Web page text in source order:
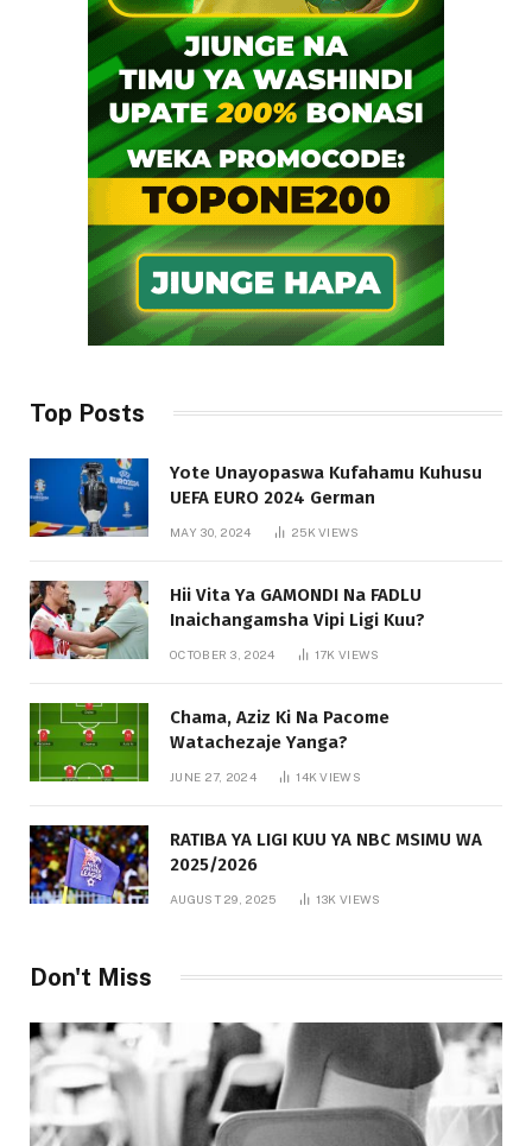
Top Posts
Yote Unayopaswa Kufahamu Kuhusu
UEFA EURO 2024 German
MAY 30, 2024 25KVIEWS
Hii Vita Ya GAMONDI Na FADLU
Inaichangamsha Vipi Ligi Kuu?
OCTOBER 3, 2024 17KVIEWS
Chama, Aziz Ki Na Pacome
Watachezaje Yanga?
JUNE 27, 2024 14KVIEWS
RATIBA YA LIGI KUU YA NBC MSIMU WA
2025/2026
AUGUST 29, 2025 13KVIEWS
Don't Miss